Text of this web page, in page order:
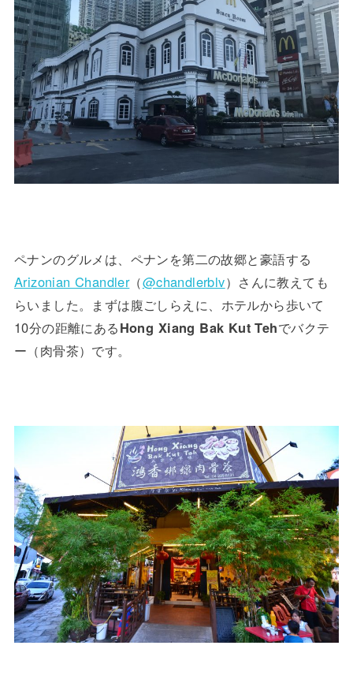
ペナンのグルメは、ペナンを第二の故郷と豪語する
Arizonian Chandler（@chandlerblv）さんに教えても
らいました。 まずは腹ごしらえに、ホテルから歩いて
10分の距離にあるHong Xiang Bak Kut Tehでバクテ
ー（肉骨茶）です。